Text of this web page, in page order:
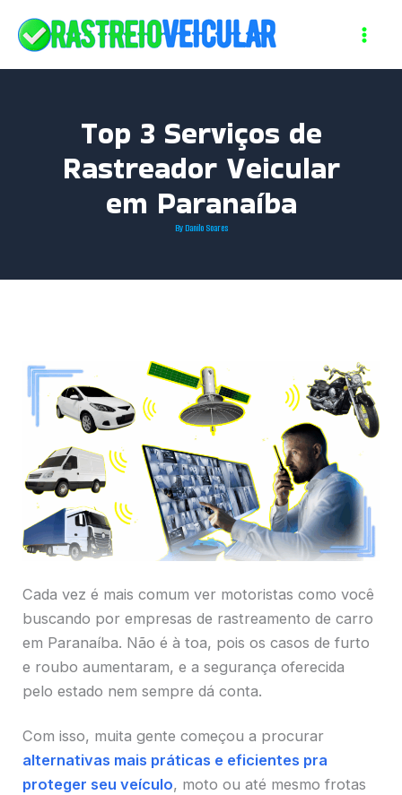
Top 3 Serviços de
Rastreador Veicular
em Paranaíba
ByDanilo Soares
Cada vez é mais comum ver motoristas como você
buscando por empresas de rastreamento de carro
em Paranaíba. Não é à toa, pois os casos de furto
e roubo aumentaram, e a segurança oferecida
pelo estado nem sempre dá conta.
Com isso, muita gente começou a procurar
alternativas mais práticas e eficientes pra
proteger seu veículo, moto ou até mesmo frotas